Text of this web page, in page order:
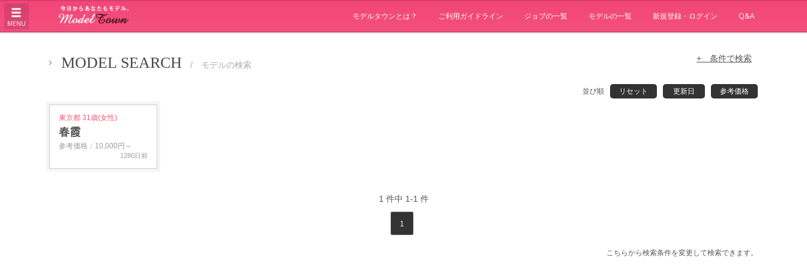
MENU
モデルタウンとは？ ご利用ガイドライン ジョブの一覧 モデルの一覧 新規登録・ログイン Q&A
MODEL SEARCH / モデルの検索
+ 条件で検索
並び順 リセット 更新日 参考価格
東京都 31歳(女性)
春霞
参考価格：10,000円～
1280日前
1 件中 1-1 件
1
こちらから検索条件を変更して検索できます。